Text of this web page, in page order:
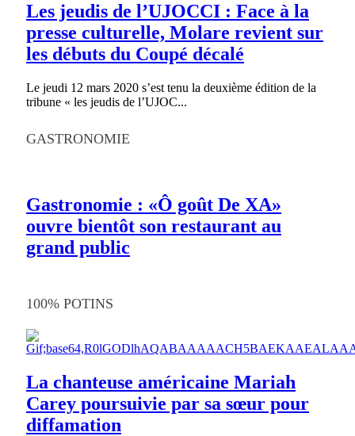
Les jeudis de l’UJOCCI : Face à la
presse culturelle, Molare revient sur
les débuts du Coupé décalé
Le jeudi 12 mars 2020 s’est tenu la deuxième édition de la
tribune « les jeudis de l’UJOC...
GASTRONOMIE
Gastronomie : «Ô goût De XA»
ouvre bientôt son restaurant au
grand public
100% POTINS
La chanteuse américaine Mariah
Carey poursuivie par sa sœur pour
diffamation